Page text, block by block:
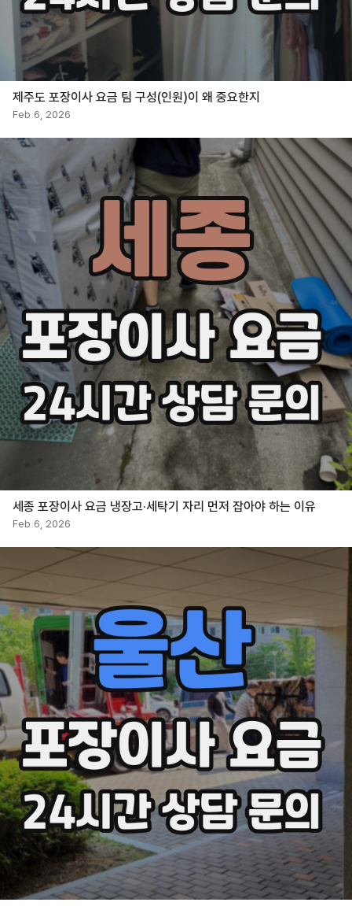
제주도 포장이사 요금 팀 구성(인원)이 왜 중요한지
Feb 6, 2026
세종 포장이사 요금 냉장고·세탁기 자리 먼저 잡아야 하는 이유
Feb 6, 2026